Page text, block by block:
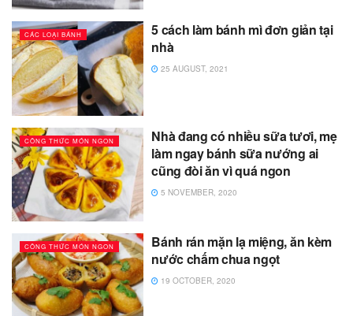
CÁC LOẠI BÁNH
5 cách làm bánh mì đơn giản tại
nhà
25 AUGUST, 2021
CÔNG THỨC MÓN NGON
Nhà đang có nhiều sữa tươi, mẹ
làm ngay bánh sữa nướng ai
cũng đòi ăn vì quá ngon
5 NOVEMBER, 2020
CÔNG THỨC MÓN NGON
Bánh rán mặn lạ miệng, ăn kèm
nước chấm chua ngọt
19 OCTOBER, 2020